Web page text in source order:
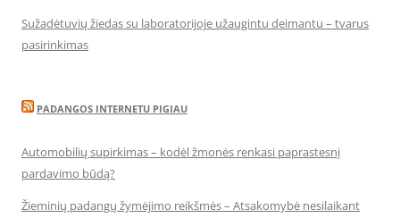
Sužadėtuvių žiedas su laboratorijoje užaugintu deimantu – tvarus
pasirinkimas
PADANGOS INTERNETU PIGIAU
Automobilių supirkimas – kodėl žmonės renkasi paprastesnį
pardavimo būdą?
Žieminių padangų žymėjimo reikšmės – Atsakomybė nesilaikant